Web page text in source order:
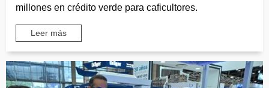
millones en crédito verde para caficultores.
Leer más